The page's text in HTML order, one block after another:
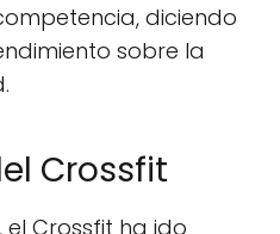
diciendo
sobre la
Crossfit
Crossfit ha ido